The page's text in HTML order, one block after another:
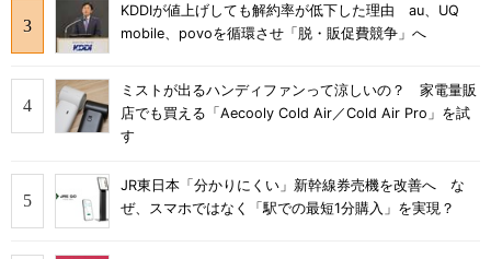
KDDIが値上げしても解約率が低下した理由 au、UQ
mobile、povoを循環させ「脱・販促費競争」へ
ミストが出るハンディファンって涼しいの？ 家電量販
店でも買える「Aecooly Cold Air／Cold Air Pro」を試
す
JR東日本「分かりにくい」新幹線券売機を改善へ な
ぜ、スマホではなく「駅での最短1分購入」を実現？